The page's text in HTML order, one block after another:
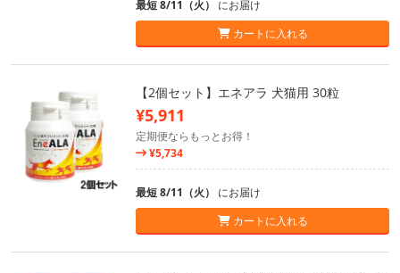
最短 8/11（火） にお届け
カートに入れる
【2個セット】エネアラ 犬猫用 30粒
¥5,911
定期便ならもっとお得！
¥5,734
最短 8/11（火） にお届け
カートに入れる